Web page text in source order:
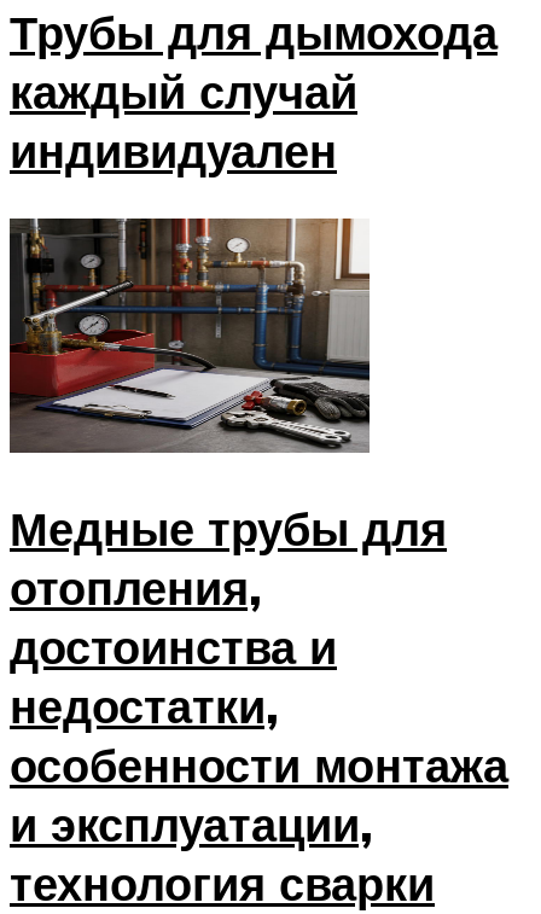
Трубы для дымохода
каждый случай
индивидуален
Медные трубы для
отопления,
достоинства и
недостатки,
особенности монтажа
и эксплуатации,
технология сварки